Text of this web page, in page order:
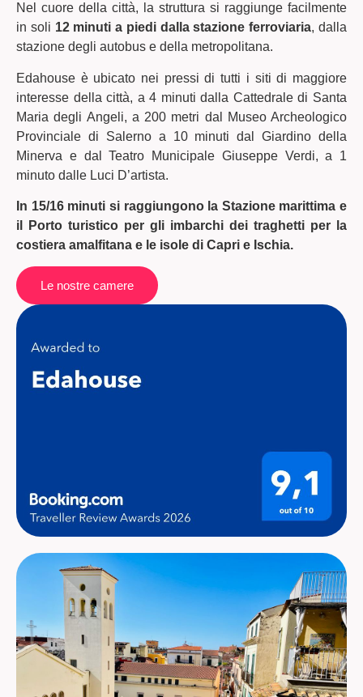
Nel cuore della città, la struttura si raggiunge facilmente
in soli 12 minuti a piedi dalla stazione ferroviaria, dalla
stazione degli autobus e della metropolitana.
Edahouse è ubicato nei pressi di tutti i siti di maggiore
interesse della città, a 4 minuti dalla Cattedrale di Santa
Maria degli Angeli, a 200 metri dal Museo Archeologico
Provinciale di Salerno a 10 minuti dal Giardino della
Minerva e dal Teatro Municipale Giuseppe Verdi, a 1
minuto dalle Luci D’artista.
In 15/16 minuti si raggiungono la Stazione marittima e
il Porto turistico per gli imbarchi dei traghetti per la
costiera amalfitana e le isole di Capri e Ischia.
Le nostre camere